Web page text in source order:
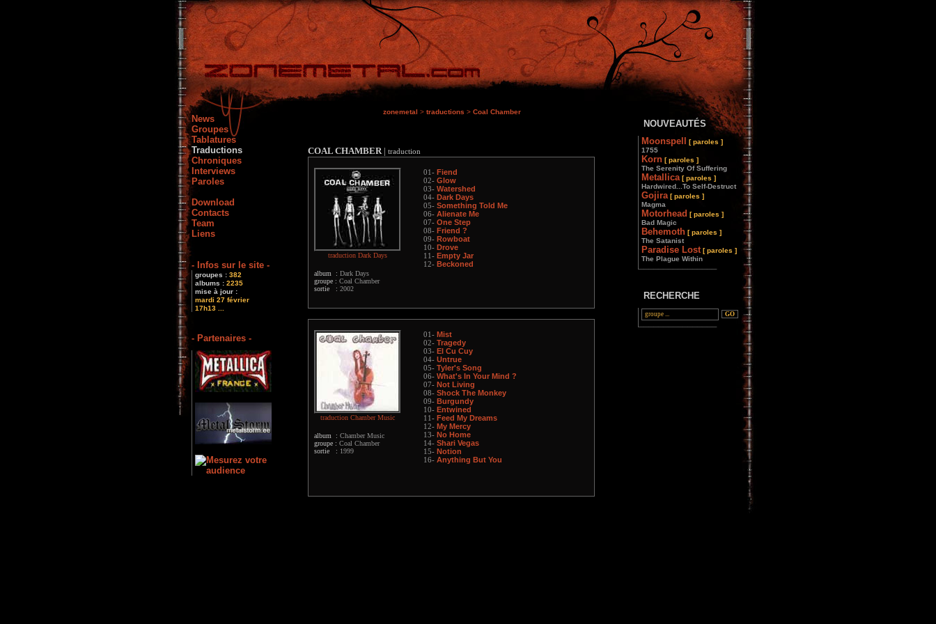
News
Groupes
Tablatures
Traductions
Chroniques
Interviews
Paroles
Download
Contacts
Team
Liens
- Infos sur le site -
groupes : 382
albums : 2235
mise à jour :
mardi 27 février
17h13 ...
- Partenaires -
zonemetal > traductions > Coal Chamber
COAL CHAMBER| traduction
traduction Dark Days
album : Dark Days
groupe : Coal Chamber
sortie : 2002
01- Fiend
02- Glow
03- Watershed
04- Dark Days
05- Something Told Me
06- Alienate Me
07- One Step
08- Friend ?
09- Rowboat
10- Drove
11- Empty Jar
12- Beckoned
traduction Chamber Music
album : Chamber Music
groupe : Coal Chamber
sortie : 1999
01- Mist
02- Tragedy
03- El Cu Cuy
04- Untrue
05- Tyler's Song
06- What's In Your Mind ?
07- Not Living
08- Shock The Monkey
09- Burgundy
10- Entwined
11- Feed My Dreams
12- My Mercy
13- No Home
14- Shari Vegas
15- Notion
16- Anything But You
NOUVEAUTÉS
Moonspell
[ paroles ]
1755
Korn [ paroles ]
The Serenity Of Suffering
Metallica [ paroles ]
Hardwired...To Self-Destruct
Gojira [ paroles ]
Magma
Motorhead [ paroles ]
Bad Magic
Behemoth [ paroles ]
The Satanist
Paradise Lost [ paroles ]
The Plague Within
________________
RECHERCHE
________________